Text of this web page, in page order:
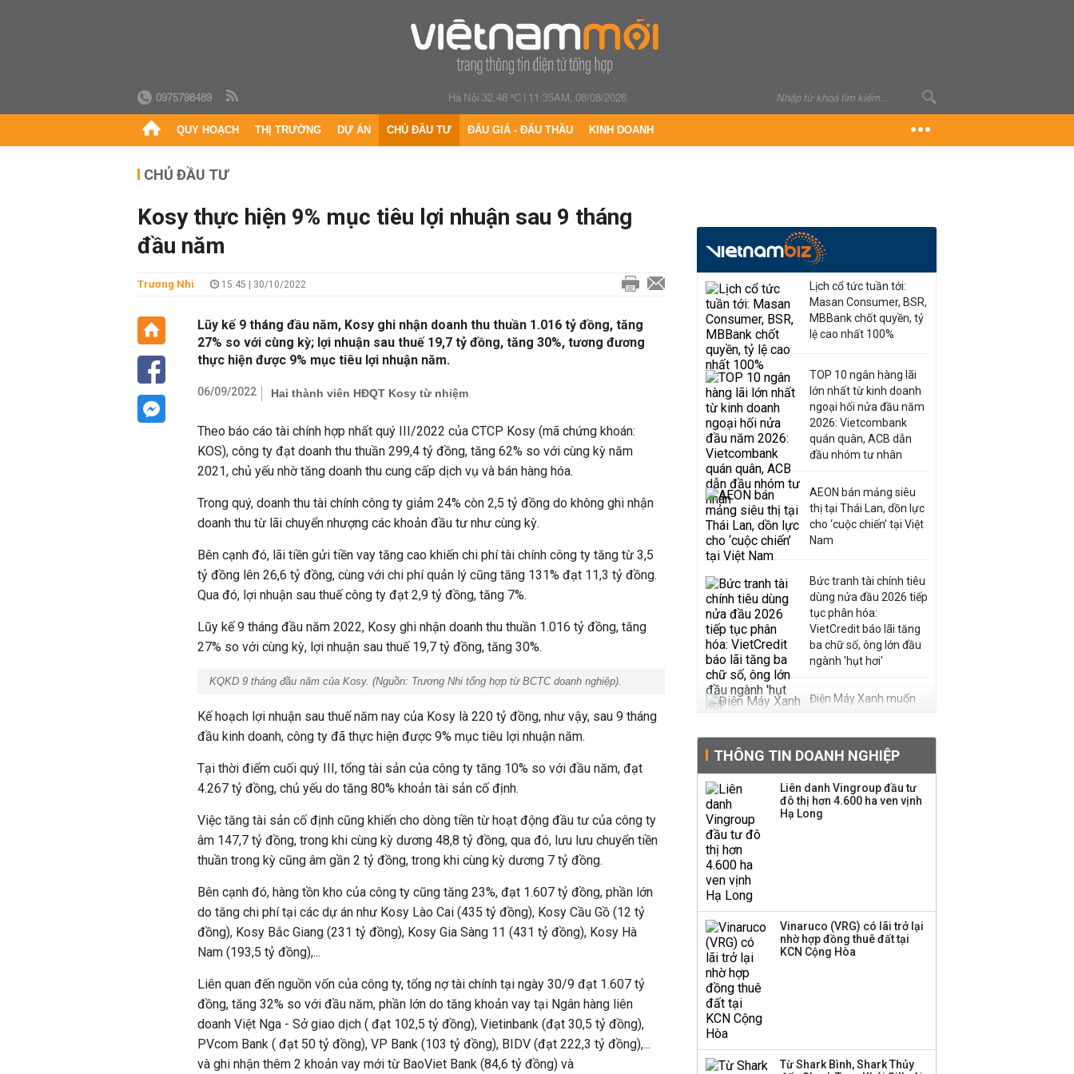
0975798489 Hà Nội 32.48 °C| 11:35AM, 08/08/2026
QUY HOẠCH THỊ TRƯỜNG DỰ ÁN CHỦ ĐẦU TƯ ĐẤU GIÁ - ĐẤU THẦU KINH DOANH
CHỦ ĐẦU TƯ
Kosy thực hiện 9% mục tiêu lợi nhuận sau 9 tháng
đầu năm
Trương Nhi 15:45 | 30/10/2022
Lũy kế 9 tháng đầu năm, Kosy ghi nhận doanh thu thuần 1.016 tỷ đồng, tăng
27% so với cùng kỳ; lợi nhuận sau thuế 19,7 tỷ đồng, tăng 30%, tương đương
thực hiện được 9% mục tiêu lợi nhuận năm.
06/09/2022 Hai thành viên HĐQT Kosy từ nhiệm
Theo báo cáo tài chính hợp nhất quý III/2022 của CTCP Kosy (mã chứng khoán:
KOS), công ty đạt doanh thu thuần 299,4 tỷ đồng, tăng 62% so với cùng kỳ năm
2021, chủ yếu nhờ tăng doanh thu cung cấp dịch vụ và bán hàng hóa.
Trong quý, doanh thu tài chính công ty giảm 24% còn 2,5 tỷ đồng do không ghi nhận
doanh thu từ lãi chuyển nhượng các khoản đầu tư như cùng kỳ.
Bên cạnh đó, lãi tiền gửi tiền vay tăng cao khiến chi phí tài chính công ty tăng từ 3,5
tỷ đồng lên 26,6 tỷ đồng, cùng với chi phí quản lý cũng tăng 131% đạt 11,3 tỷ đồng.
Qua đó, lợi nhuận sau thuế công ty đạt 2,9 tỷ đồng, tăng 7%.
Lũy kế 9 tháng đầu năm 2022, Kosy ghi nhận doanh thu thuần 1.016 tỷ đồng, tăng
27% so với cùng kỳ, lợi nhuận sau thuế 19,7 tỷ đồng, tăng 30%.
KQKD 9 tháng đầu năm của Kosy. (Nguồn: Trương Nhi tổng hợp từ BCTC doanh nghiệp).
Kế hoạch lợi nhuận sau thuế năm nay của Kosy là 220 tỷ đồng, như vậy, sau 9 tháng
đầu kinh doanh, công ty đã thực hiện được 9% mục tiêu lợi nhuận năm.
Tại thời điểm cuối quý III, tổng tài sản của công ty tăng 10% so với đầu năm, đạt
4.267 tỷ đồng, chủ yếu do tăng 80% khoản tài sản cố định.
Việc tăng tài sản cố định cũng khiến cho dòng tiền từ hoạt động đầu tư của công ty
âm 147,7 tỷ đồng, trong khi cùng kỳ dương 48,8 tỷ đồng, qua đó, lưu lưu chuyển tiền
thuần trong kỳ cũng âm gần 2 tỷ đồng, trong khi cùng kỳ dương 7 tỷ đồng.
Bên cạnh đó, hàng tồn kho của công ty cũng tăng 23%, đạt 1.607 tỷ đồng, phần lớn
do tăng chi phí tại các dự án như Kosy Lào Cai (435 tỷ đồng), Kosy Cầu Gồ (12 tỷ
đồng), Kosy Bắc Giang (231 tỷ đồng), Kosy Gia Sàng 11 (431 tỷ đồng), Kosy Hà
Nam (193,5 tỷ đồng),...
Liên quan đến nguồn vốn của công ty, tổng nợ tài chính tại ngày 30/9 đạt 1.607 tỷ
đồng, tăng 32% so với đầu năm, phần lớn do tăng khoản vay tại Ngân hàng liên
doanh Việt Nga - Sở giao dịch ( đạt 102,5 tỷ đồng), Vietinbank (đạt 30,5 tỷ đồng),
PVcom Bank ( đạt 50 tỷ đồng), VP Bank (103 tỷ đồng), BIDV (đạt 222,3 tỷ đồng),...
và ghi nhận thêm 2 khoản vay mới từ BaoViet Bank (84,6 tỷ đồng) và
Lịch cổ tức tuần tới:
Masan Consumer, BSR,
MBBank chốt quyền, tỷ
lệ cao nhất 100%
TOP 10 ngân hàng lãi
lớn nhất từ kinh doanh
ngoại hối nửa đầu năm
2026: Vietcombank
quán quân, ACB dẫn
đầu nhóm tư nhân
AEON bán mảng siêu
thị tại Thái Lan, dồn lực
cho ‘cuộc chiến’ tại Việt
Nam
Bức tranh tài chính tiêu
dùng nửa đầu 2026 tiếp
tục phân hóa:
VietCredit báo lãi tăng
ba chữ số, ông lớn đầu
ngành 'hụt hơi'
Điện Máy Xanh muốn
phát hành cổ phiếu với
Sau nhịp điều chỉnh
mạnh, CTCK nhìn thấy
cơ hội ở nhóm cổ phiếu
thanh lý toàn bộ cửa
hàng
Công ty 100 tỷ của
THÔNG TIN DOANH NGHIỆP
Liên danh Vingroup đầu tư
đô thị hơn 4.600 ha ven vịnh
Hạ Long
Vinaruco (VRG) có lãi trở lại
nhờ hợp đồng thuê đất tại
KCN Cộng Hòa
Từ Shark Bình, Shark Thủy